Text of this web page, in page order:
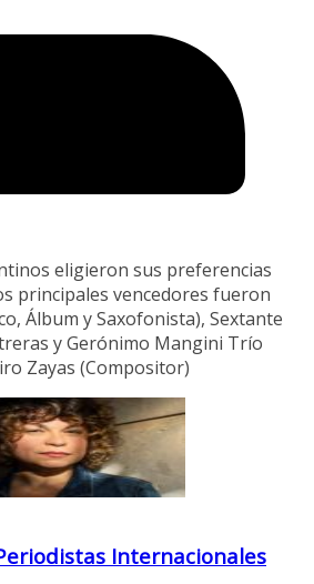
eligieron sus preferencias
principales vencedores fueron
Álbum y Saxofonista), Sextante
y Gerónimo Mangini Trío
Zayas (Compositor)
Internacionales